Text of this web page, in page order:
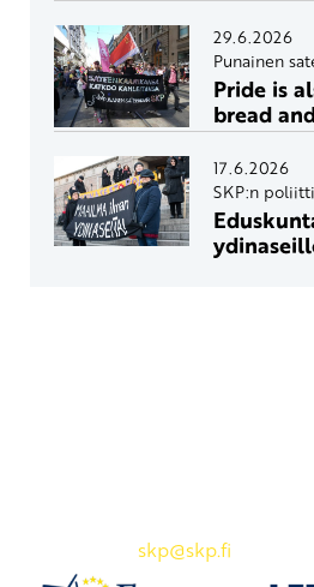
29.6.2026
Punainen
Pride is
bread
17.6.2026
SKP:n
skp@skp.fi